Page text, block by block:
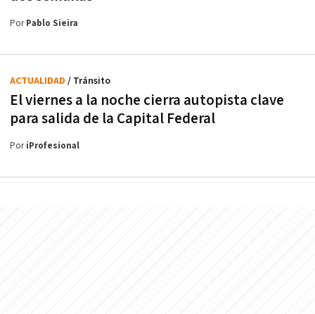
PorPablo Sieira
El viernes a la noche cierra autopista clave
para salida de la Capital Federal
ACTUALIDAD / Tránsito
PoriProfesional